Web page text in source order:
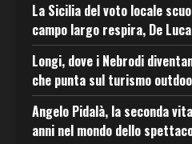
La Sicilia del voto locale
campo largo respira, De
Longi, dove i Nebrodi
che punta sul turismo
Angelo Pidalà, la seconda
anni nel mondo dello